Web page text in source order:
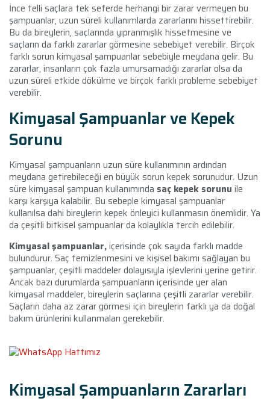
İnce telli saçlara tek seferde herhangi bir zarar vermeyen bu
şampuanlar, uzun süreli kullanımlarda zararlarını hissettirebilir.
Bu da bireylerin, saçlarında yıpranmışlık hissetmesine ve
saçların da farklı zararlar görmesine sebebiyet verebilir. Birçok
farklı sorun kimyasal şampuanlar sebebiyle meydana gelir. Bu
zararlar, insanların çok fazla umursamadığı zararlar olsa da
uzun süreli etkide dökülme ve birçok farklı probleme sebebiyet
verebilir.
Kimyasal Şampuanlar ve Kepek
Sorunu
Kimyasal şampuanların uzun süre kullanımının ardından
meydana getirebileceği en büyük sorun kepek sorunudur. Uzun
süre kimyasal şampuan kullanımında saç kepek sorunu ile
karşı karşıya kalabilir. Bu sebeple kimyasal şampuanlar
kullanılsa dahi bireylerin kepek önleyici kullanmasın önemlidir. Ya
da çeşitli bitkisel şampuanlar da kolaylıkla tercih edilebilir.
Kimyasal şampuanlar,içerisinde çok sayıda farklı madde
bulundurur. Saç temizlenmesini ve kişisel bakımı sağlayan bu
şampuanlar, çeşitli maddeler dolayısıyla işlevlerini yerine getirir.
Ancak bazı durumlarda şampuanların içerisinde yer alan
kimyasal maddeler, bireylerin saçlarına çeşitli zararlar verebilir.
Saçların daha az zarar görmesi için bireylerin farklı ya da doğal
bakım ürünlerini kullanmaları gerekebilir.
Kimyasal Şampuanların Zararları